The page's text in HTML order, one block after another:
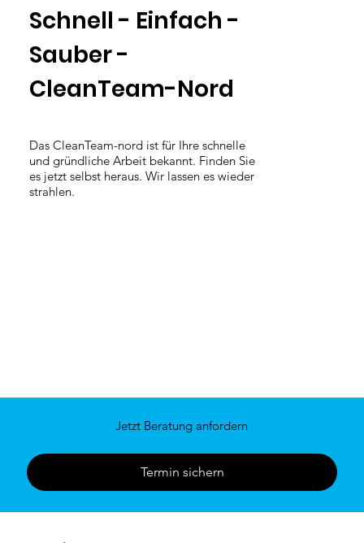
Schnell - Einfach -
Sauber -
CleanTeam-Nord
Das CleanTeam-nord ist für Ihre schnelle
und gründliche Arbeit bekannt. Finden Sie
es jetzt selbst heraus. Wir lassen es wieder
strahlen.
Jetzt Beratung anfordern
Termin sichern